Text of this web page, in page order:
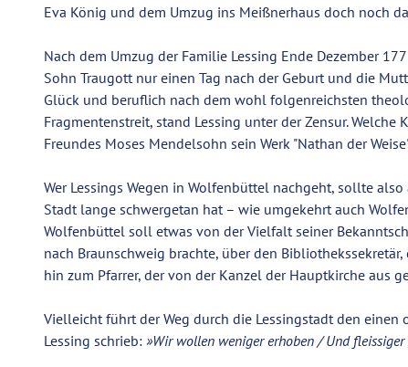
Eva König und dem Umzug ins Meißnerhaus doch noch
Nach dem Umzug der Familie Lessing Ende Dezember
Sohn Traugott nur einen Tag nach der Geburt und die
Glück und beruflich nach dem wohl folgenreichsten
Fragmentenstreit, stand Lessing unter der Zensur.
Freundes Moses Mendelsohn sein Werk "Nathan der
Wer Lessings Wegen in Wolfenbüttel nachgeht, sollte
Stadt lange schwergetan hat – wie umgekehrt auch
Wolfenbüttel soll etwas von der Vielfalt seiner
nach Braunschweig brachte, über den
hin zum Pfarrer, der von der Kanzel der Hauptkirche aus
Vielleicht führt der Weg durch die Lessingstadt den einen
Lessing schrieb: »Wir wollen weniger erhoben / Und fleissiger